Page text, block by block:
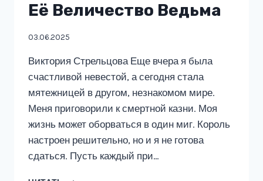
Её Величество Ведьма
03.06.2025
Виктория Стрельцова Еще вчера я была
счастливой невестой, а сегодня стала
мятежницей в другом, незнакомом мире.
Меня приговорили к смертной казни. Моя
жизнь может оборваться в один миг. Король
настроен решительно, но и я не готова
сдаться. Пусть каждый при…